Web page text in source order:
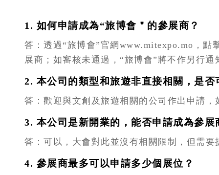
1. 如何申請成為“旅博會＂的參展商？
答：透過“旅博會”官網www.mitexpo.mo，點
展商；如審核未通過，“旅博會”將不作另行通
2. 本公司的類型和旅遊非直接相關，是否
答：歡迎與文創及旅遊相關的公司作出申請
3. 本公司是新開業的，能否申請成為參展
答：可以，大會對此並沒有相關限制，但需
4. 參展商最多可以申請多少個展位？